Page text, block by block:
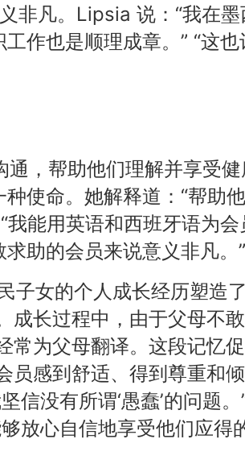
非凡。Lipsia 说：“我在墨
作也是顺理成章。” “这也
，帮助他们理解并享受
使命。她解释道：“帮助他
我能用英语和西班牙语为会
助的会员来说意义非凡。
子女的个人成长经历塑造
成长过程中，由于父母不
常为父母翻译。这段记忆
员感到舒适、得到尊重和倾
信没有所谓‘愚蠢’的问题。
放心自信地享受他们应得